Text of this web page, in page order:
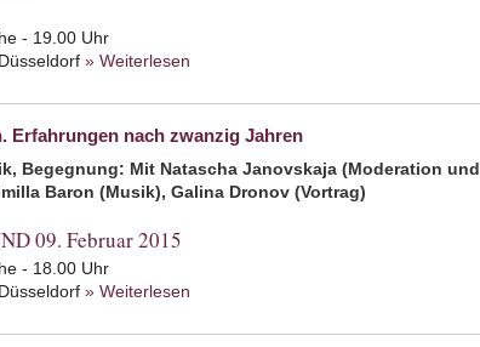
- 19.00 Uhr
» Weiterlesen
Erfahrungen nach zwanzig Jahren
Begegnung: Mit Natascha Janovskaja (Moderation und
Baron (Musik), Galina Dronov (Vortrag)
09. Februar 2015
- 18.00 Uhr
» Weiterlesen